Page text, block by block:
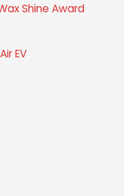
Shine Award
EV